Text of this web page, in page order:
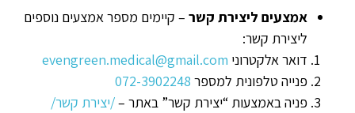
אמצעים ליצירת קשר – קיימים מספר אמצעים נוספים
ליצירת קשר:
דואר אלקטרוני evengreen.medical@gmail.com
פנייה טלפונית למספר 072-3902248
פניה באמצעות “יצירת קשר” באתר –/יצירת קשר/